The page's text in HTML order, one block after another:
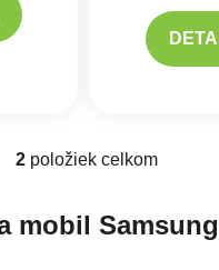
Ovládacie
2 položiek celkom
mobil